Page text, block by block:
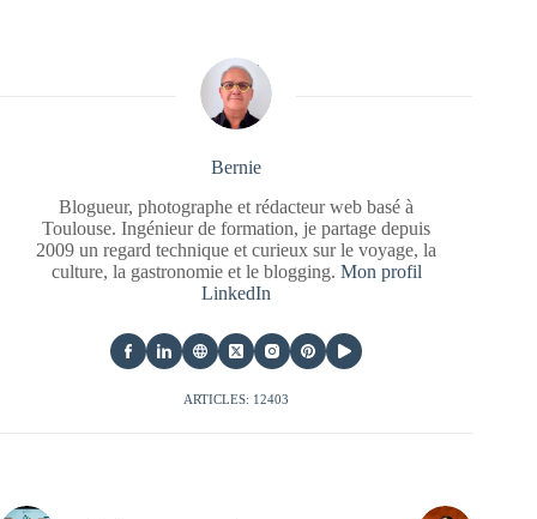
Bernie
Blogueur, photographe et rédacteur web basé à
Toulouse. Ingénieur de formation, je partage depuis
2009 un regard technique et curieux sur le voyage, la
culture, la gastronomie et le blogging. Mon profil
LinkedIn
ARTICLES: 12403